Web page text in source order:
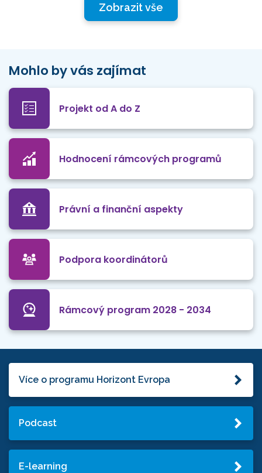
Zobrazit vše
Mohlo by vás zajímat
Projekt od A do Z
Hodnocení rámcových programů
Právní a finanční aspekty
Podpora koordinátorů
Rámcový program 2028 - 2034
Více o programu Horizont Evropa
Podcast
E-learning